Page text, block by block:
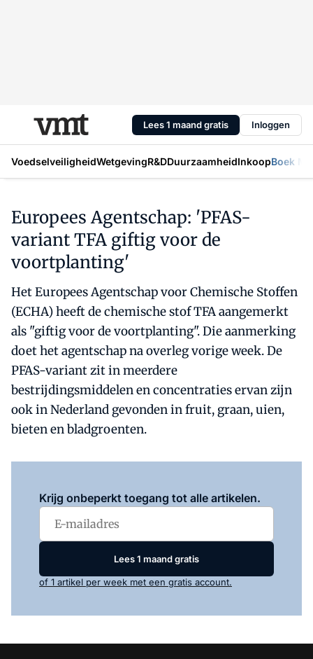
Lees 1 maand gratis Inloggen
VoedselveiligheidWetgevingR&DDuurzaamheidInkoopBoek
Europees Agentschap: 'PFAS-
variant TFA giftig voor de
voortplanting'
Het Europees Agentschap voor Chemische Stoffen
(ECHA) heeft de chemische stof TFA aangemerkt
als "giftig voor de voortplanting". Die aanmerking
doet het agentschap na overleg vorige week. De
PFAS-variant zit in meerdere
bestrijdingsmiddelen en concentraties ervan zijn
ook in Nederland gevonden in fruit, graan, uien,
bieten en bladgroenten.
Krijg onbeperkt toegang tot alle artikelen.
Lees 1 maand gratis
of 1 artikel per week met een gratis account.